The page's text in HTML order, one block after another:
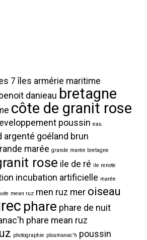
7 îles armérie maritime
benoit danieau bretagne
côte de granit rose
poussin eau
argenté goéland brun
marée grande marée bretagne
rose ile de ré ile renote
incubation artificielle marée
mean ruz men ruz mer oiseau
phare phare de nuit
phare mean ruz
photographie ploumanac'h poussin